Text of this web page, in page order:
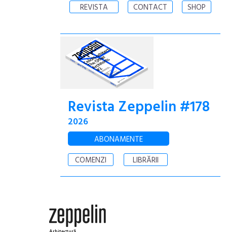
REVISTA CONTACT SHOP
Revista Zeppelin #178
2026
ABONAMENTE
COMENZI
LIBRĂRII